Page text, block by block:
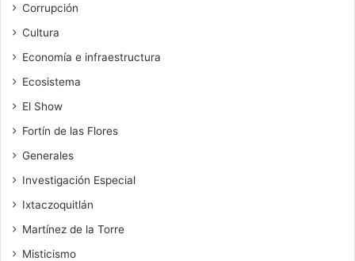
Corrupción
Cultura
Economía e infraestructura
Ecosistema
El Show
Fortín de las Flores
Generales
Investigación Especial
Ixtaczoquitlán
Martínez de la Torre
Misticismo